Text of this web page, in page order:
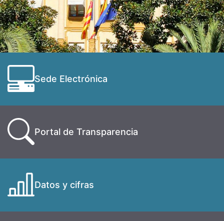
Sede Electrónica
Portal de Transparencia
Datos y cifras